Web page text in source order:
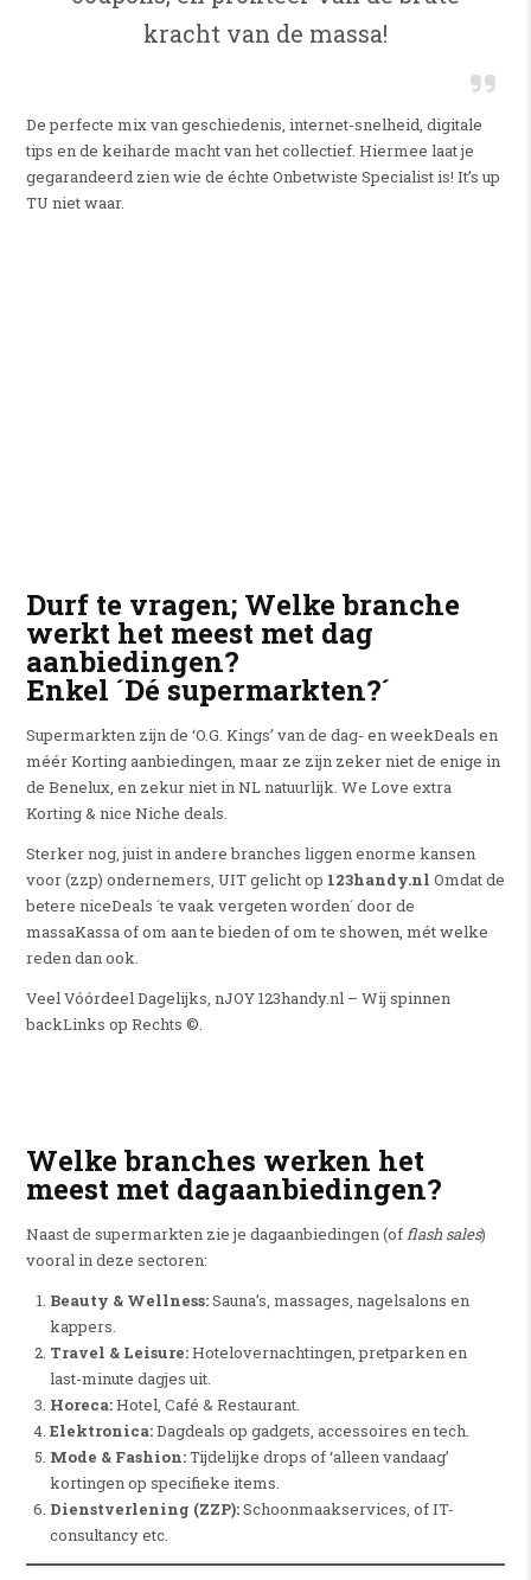
kracht van de massa!
De perfecte mix van geschiedenis, internet-snelheid, digitale
tips en de keiharde macht van het collectief. Hiermee laat je
gegarandeerd zien wie de échte Onbetwiste Specialist is! It’s up
TU niet waar.
Durf te vragen; Welke branche
werkt het meest met dag
aanbiedingen?
Enkel ´Dé supermarkten?´
Supermarkten zijn de ‘O.G. Kings’ van de dag- en weekDeals en
méér Korting aanbiedingen, maar ze zijn zeker niet de enige in
de Benelux, en zekur niet in NL natuurlijk. We Love extra
Korting & nice Niche deals.
Sterker nog, juist in andere branches liggen enorme kansen
voor (zzp) ondernemers, UIT gelicht op 123handy.nl Omdat de
betere niceDeals ´te vaak vergeten worden´ door de
massaKassa of om aan te bieden of om te showen, mét welke
reden dan ook.
Veel Vóórdeel Dagelijks, nJOY 123handy.nl – Wij spinnen
backLinks op Rechts ©.
Welke branches werken het
meest met dagaanbiedingen?
Naast de supermarkten zie je dagaanbiedingen (of flash sales)
vooral in deze sectoren:
Beauty & Wellness:Sauna’s, massages, nagelsalons en
kappers.
Travel & Leisure:Hotelovernachtingen, pretparken en
last-minute dagjes uit.
Horeca:Hotel, Café & Restaurant.
Elektronica:Dagdeals op gadgets, accessoires en tech.
Mode & Fashion:Tijdelijke drops of ‘alleen vandaag’
kortingen op specifieke items.
Dienstverlening (ZZP):Schoonmaakservices, of IT-
consultancy etc.